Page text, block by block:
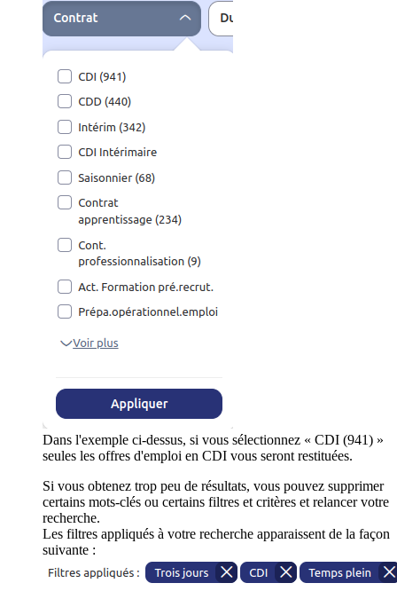
Dans l'exemple ci-dessus, si vous sélectionnez « CDI (941) »
seules les offres d'emploi en CDI vous seront restituées.
Si vous obtenez trop peu de résultats, vous pouvez supprimer
certains mots-clés ou certains filtres et critères et relancer votre
recherche.
Les filtres appliqués à votre recherche apparaissent de la façon
suivante :